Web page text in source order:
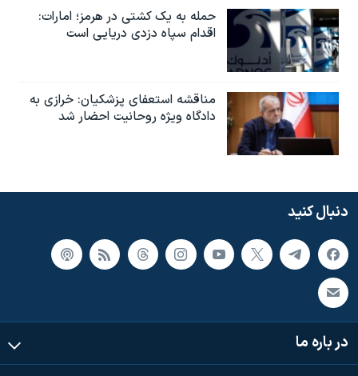
حمله به یک کشتی در هرمز؛ امارات:
اقدام سپاه دزدی دریایی است
مناقشه استعفای پزشکیان: خرازی به
دادگاه ویژه روحانیت احضار شد
دنبال کنید
در باره ما